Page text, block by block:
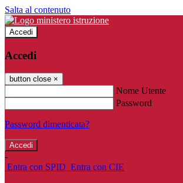
Salta al contenuto
Accedi
Accedi
button close ×
Nome Utente
Password
Password dimenticata?
-
Entra con SPID Entra con CIE